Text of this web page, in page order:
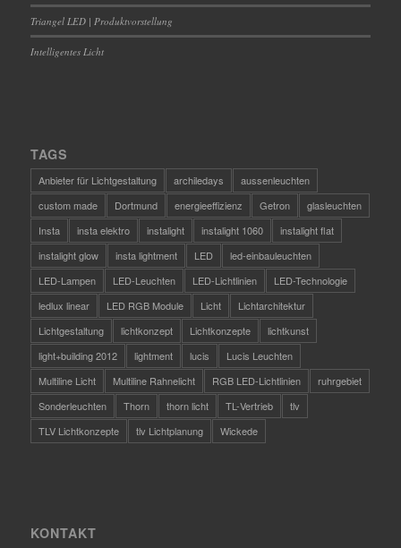
Triangel LED | Produktvorstellung
Intelligentes Licht
TAGS
Anbieter für Lichtgestaltung archiledays
aussenleuchten
custom made
Dortmund energieeffizienz Getron
glasleuchten
Insta
insta elektro instalight instalight 1060
instalight flat
instalight glow
insta lightment LED
led-einbauleuchten
LED-Lampen
LED-Leuchten LED-Lichtlinien
LED-Technologie
ledlux linear
LED RGB Module Licht
Lichtarchitektur
Lichtgestaltung
lichtkonzept Lichtkonzepte
lichtkunst
light+building 2012
lightment lucis
Lucis Leuchten
Multiline Licht
Multiline Rahnelicht RGB LED-Lichtlinien
ruhrgebiet
Sonderleuchten
Thorn thorn licht TL-Vertrieb
tlv
TLV Lichtkonzepte
tlv Lichtplanung Wickede
KONTAKT